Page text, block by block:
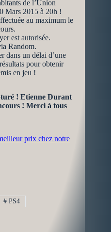
de l’Union
Mars 2015 à 20h !
au maximum le
est autorisée.
Random.
dans un délai d’une
pour obtenir
en jeu !
! Etienne Durant
! Merci à tous
prix chez notre
# PS4